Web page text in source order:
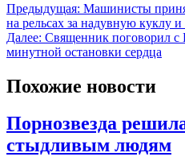
Предыдущая: Машинисты
на рельсах за надувную куклу и
Далее: Священник поговорил с
минутной остановки сердца
Похожие новости
Порнозвезда
стыдливым людям